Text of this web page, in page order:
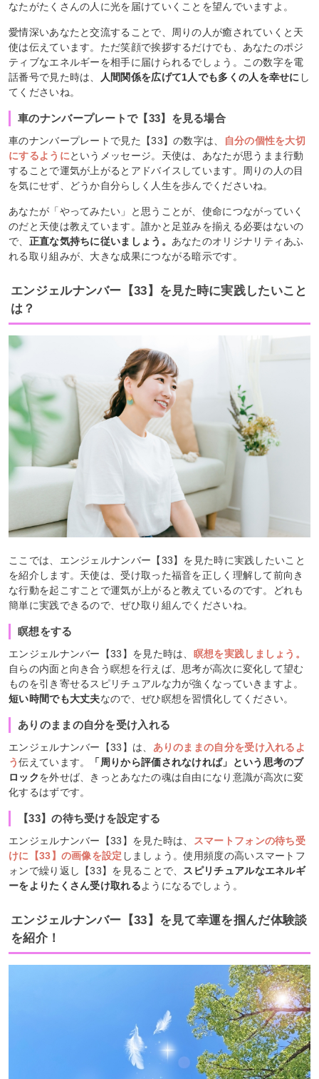
なたがたくさんの人に光を届けていくことを望んでいますよ。
愛情深いあなたと交流することで、周りの人が癒されていくと天
使は伝えています。ただ笑顔で挨拶するだけでも、あなたのポジ
ティブなエネルギーを相手に届けられるでしょう。この数字を電
話番号で見た時は、
人間関係を広げて1人でも多くの人を幸せに し
てくださいね。
車のナンバープレートで【33】を見る場合
車のナンバープレートで見た【33】の数字は、
自分の個性を大切
にするようにというメッセージ。天使は、あなたが思うまま行動
することで運気が上がるとアドバイスしています。周りの人の目
を気にせず、どうか自分らしく人生を歩んでくださいね。
あなたが「やってみたい」と思うことが、使命につながっていく
のだと天使は教えています。誰かと足並みを揃える必要はないの
で、 正直な気持ちに従いましょう。 あなたのオリジナリティあふ
れる取り組みが、大きな成果につながる暗示です。
エンジェルナンバー【33】を見た時に実践したいこと
は？
ここでは、エンジェルナンバー【33】を見た時に実践したいこと
を紹介します。天使は、受け取った福音を正しく理解して前向き
な行動を起こすことで運気が上がると教えているのです。どれも
簡単に実践できるので、ぜひ取り組んでくださいね。
瞑想をする
エンジェルナンバー【33】を見た時は、 瞑想を実践しましょう。
自らの内面と向き合う瞑想を行えば、思考が高次に変化して望む
ものを引き寄せるスピリチュアルな力が強くなっていきますよ。
短い時間でも大丈夫なので、ぜひ瞑想を習慣化してください。
ありのままの自分を受け入れる
エンジェルナンバー【33】は、 ありのままの自分を受け入れるよ
う伝えています。
「周りから評価されなければ」という思考のブ
ロックを外せば、きっとあなたの魂は自由になり意識が高次に変
化するはずです。
【33】の待ち受けを設定する
エンジェルナンバー【33】を見た時は、
スマートフォンの待ち受
けに【33】の画像を設定 しましょう。使用頻度の高いスマートフ
ォンで繰り返し【33】を見ることで、 スピリチュアルなエネルギ
ーをよりたくさん受け取れるようになるでしょう。
エンジェルナンバー【33】を見て幸運を掴んだ体験談
を紹介！